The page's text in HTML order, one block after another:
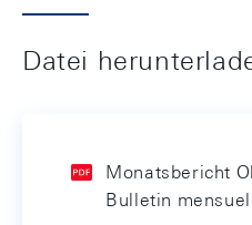
Datei
Monatsbericht
Bulletin